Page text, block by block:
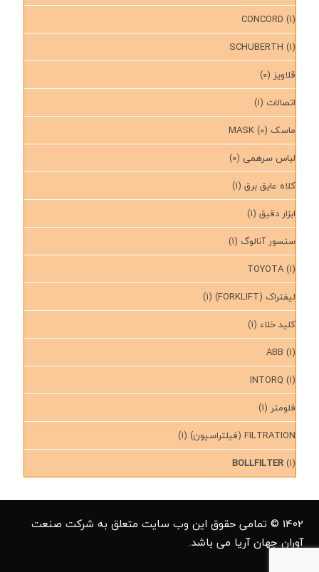
CONCORD (1)
SCHUBERTH (1)
قلاویز (0)
اتصالات (1)
ماسک MASK (0)
لباس سرهمی (0)
کلاه عایق برق (1)
ابزار دقیق (1)
سنسور آنالوگ (1)
TOYOTA(1)
لیفتراک (FORKLIFT)
(1)
کلید خلاء (1)
ABB (1)
INTORQ (1)
فلومتر (1)
FILTRATION (فیلتراسیون)
(1)
BOLLFILTER(1)
1402 © تمامی حقوق این وب سایت متعلق به شرکت صنعت
آوران جهان آریا می باشد.